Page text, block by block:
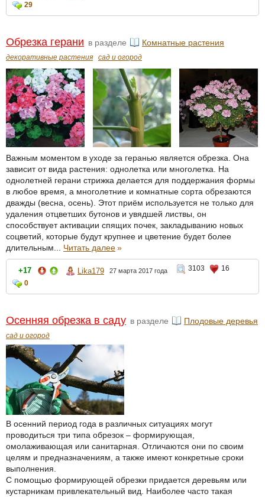
29
Обрезка герани в разделе Комнатные растения
декоративные растения сад и огород
Важным моментом в уходе за геранью является обрезка. Она
зависит от вида растения: однолетка или многолетка. На
однолетней герани стрижка делается для поддержания формы
в любое время, а многолетние и комнатные сорта обрезаются
дважды (весна, осень). Этот приём используется не только для
удаления отцветших бутонов и увядшей листвы, он
способствует активации спящих почек, закладыванию новых
соцветий, которые будут крупнее и цветение будет более
длительным... Читать далее»
+17 Lika179 27 марта 2017 года 3103
16
0
Осенняя обрезка в саду в разделе Плодовые деревья
сад и огород
В осенний период года в различных ситуациях могут
проводиться три типа обрезок – формирующая,
омолаживающая или санитарная. Отличаются они по своим
целям и предназначениям, а также имеют конкретные сроки
выполнения.
С помощью формирующей обрезки придается деревьям или
кустарникам привлекательный вид. Наиболее часто такая